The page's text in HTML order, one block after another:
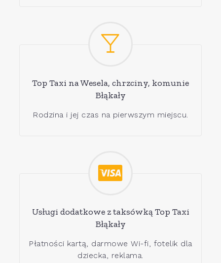
Top Taxi na Wesela, chrzciny, komunie
Błąkały
Rodzina i jej czas na pierwszym miejscu.
Usługi dodatkowe z taksówką Top Taxi
Błąkały
Płatności kartą, darmowe Wi-fi, fotelik dla
dziecka, reklama.